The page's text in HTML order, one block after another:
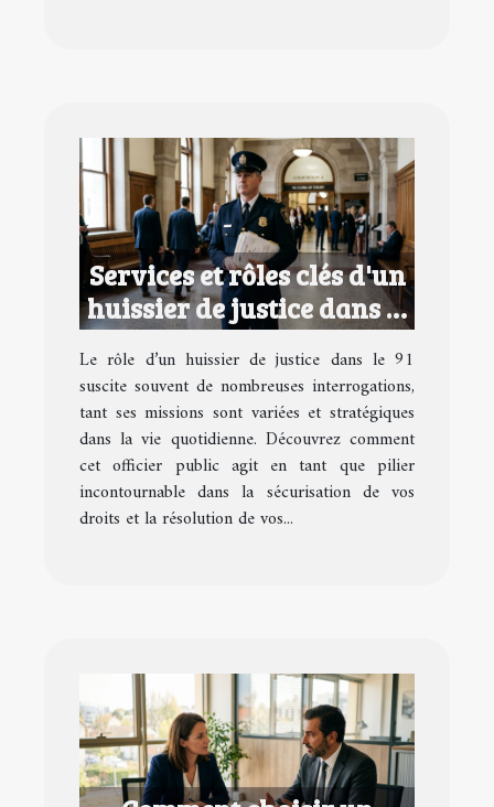
Services et rôles clés d'un
huissier de justice dans le
91
Le rôle d’un huissier de justice dans le 91
suscite souvent de nombreuses interrogations,
tant ses missions sont variées et stratégiques
dans la vie quotidienne. Découvrez comment
cet officier public agit en tant que pilier
incontournable dans la sécurisation de vos
droits et la résolution de vos...